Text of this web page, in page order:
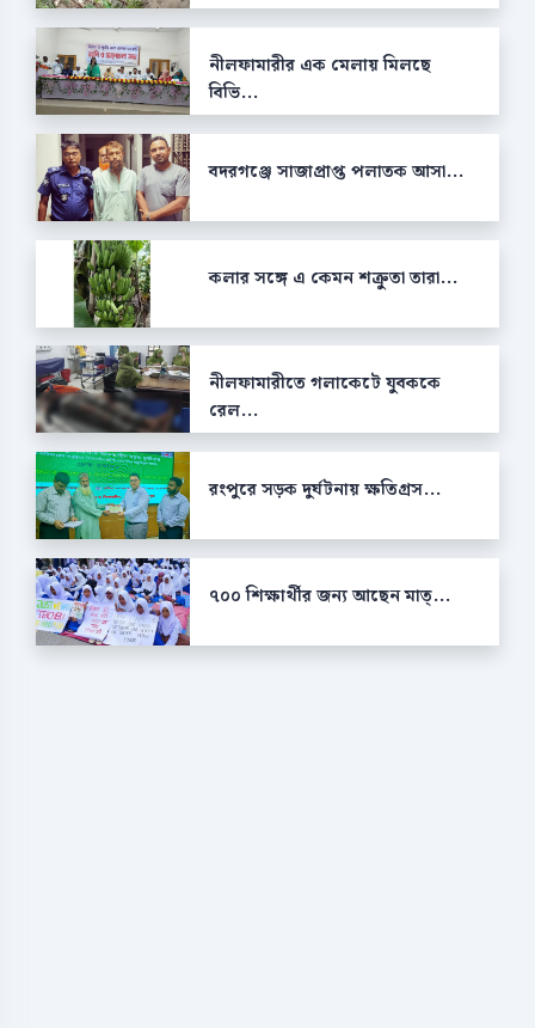
নীলফামারীর এক মেলায় মিলছে
বিভি...
বদরগঞ্জে সাজাপ্রাপ্ত পলাতক আসা...
কলার সঙ্গে এ কেমন শক্রুতা তারা...
নীলফামারীতে গলাকেটে যুবককে
রেল...
রংপুরে সড়ক দুর্ঘটনায় ক্ষতিগ্রস...
৭০০ শিক্ষার্থীর জন্য আছেন মাত্...